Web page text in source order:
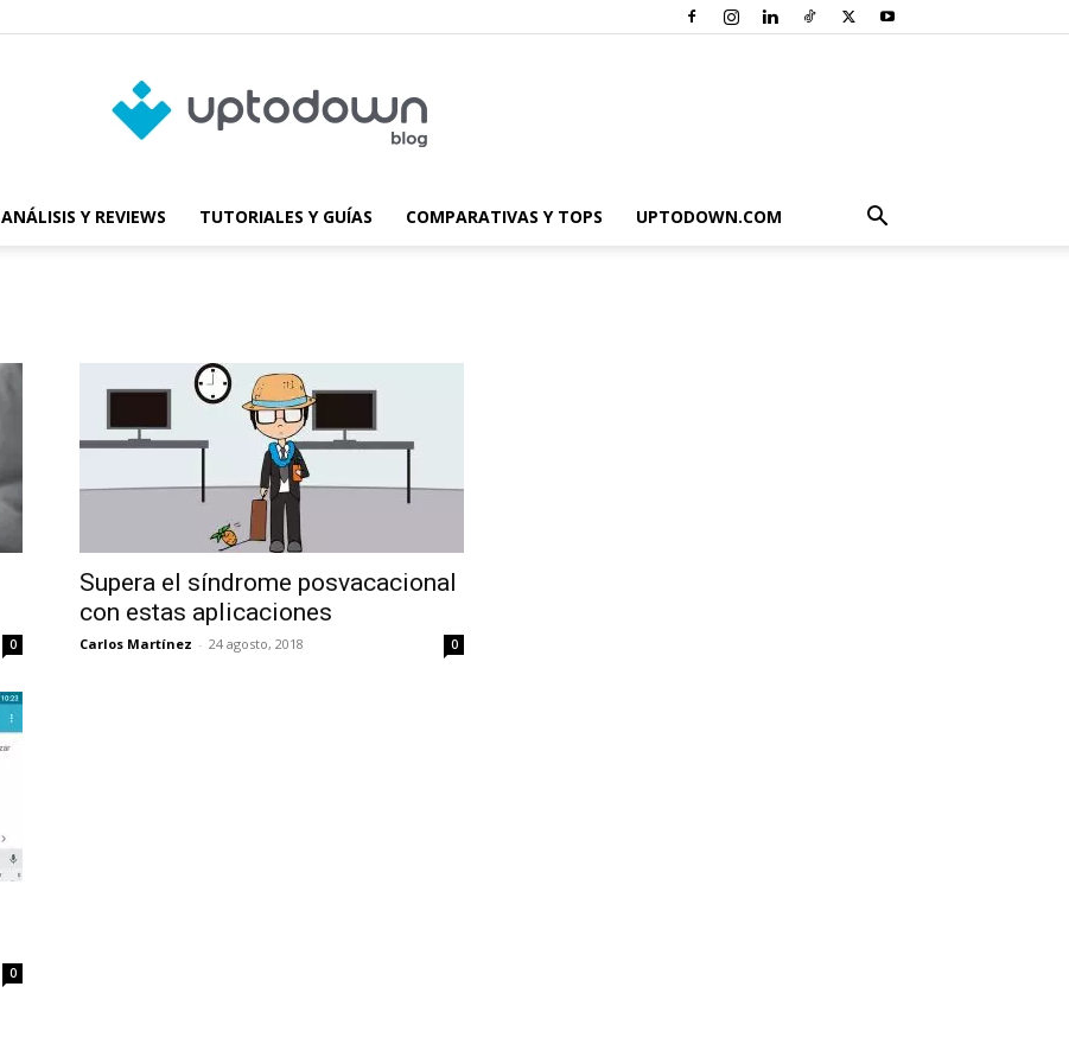
de
Uptodown
ANÁLISIS Y REVIEWS TUTORIALES Y GUÍAS COMPARATIVAS Y TOPS UPTODOWN.COM
0
Supera el síndrome posvacacional
con estas aplicaciones
Carlos Martínez - 24 agosto, 2018 0
0